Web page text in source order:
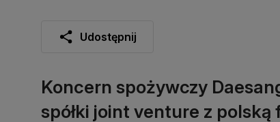
Udostępnij
Koncern spożywczy
spółki joint venture z